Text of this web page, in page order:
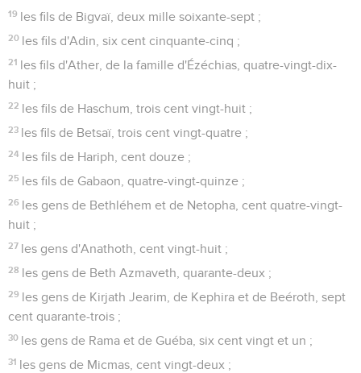
19 les fils de Bigvaï, deux mille soixante-sept ;
20 les fils d'Adin, six cent cinquante-cinq ;
21 les fils d'Ather, de la famille d'Ézéchias, quatre-vingt-dix-
huit ;
22 les fils de Haschum, trois cent vingt-huit ;
23 les fils de Betsaï, trois cent vingt-quatre ;
24 les fils de Hariph, cent douze ;
25 les fils de Gabaon, quatre-vingt-quinze ;
26 les gens de Bethléhem et de Netopha, cent quatre-vingt-
huit ;
27 les gens d'Anathoth, cent vingt-huit ;
28 les gens de Beth Azmaveth, quarante-deux ;
29 les gens de Kirjath Jearim, de Kephira et de Beéroth, sept
cent quarante-trois ;
30 les gens de Rama et de Guéba, six cent vingt et un ;
31 les gens de Micmas, cent vingt-deux ;